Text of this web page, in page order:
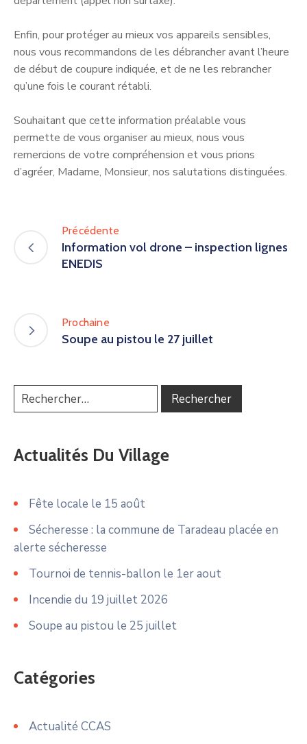
Enfin, pour protéger au mieux vos appareils sensibles,
nous vous recommandons de les débrancher avant l’heure
de début de coupure indiquée, et de ne les rebrancher
qu’une fois le courant rétabli.
Souhaitant que cette information préalable vous
permette de vous organiser au mieux, nous vous
remercions de votre compréhension et vous prions
d’agréer, Madame, Monsieur, nos salutations distinguées.
Précédente
Information vol drone – inspection lignes
ENEDIS
Prochaine
Soupe au pistou le 27 juillet
Actualités Du Village
Fête locale le 15 août
Sécheresse : la commune de Taradeau placée en
alerte sécheresse
Tournoi de tennis-ballon le 1er aout
Incendie du 19 juillet 2026
Soupe au pistou le 25 juillet
Catégories
Actualité CCAS